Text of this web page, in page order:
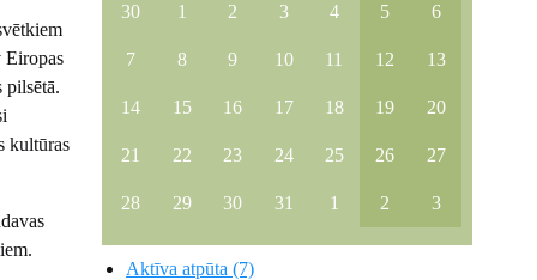
Eiropas
pilsētā.
kultūras
30 1 2 3 4 5 6
7 8 9 10 11 12 13
14 15 16 17 18 19 20
21 22 23 24 25 26 27
28 29 30 31 1 2 3
Aktīva atpūta (7)